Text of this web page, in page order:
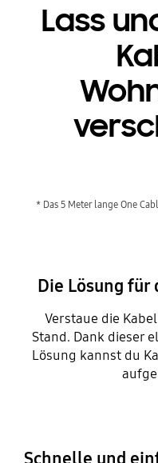
Lass
* Das 5 Meter lange One
Die Lösung für
Verstaue die
Stand. Dank dieser
Lösung kannst du
Schnelle und